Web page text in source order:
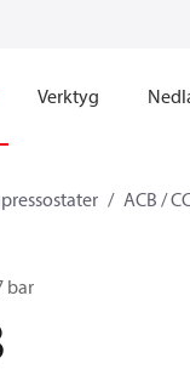
Verktyg
ACB /
bar